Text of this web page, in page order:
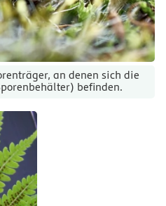
an denen sich die
befinden.